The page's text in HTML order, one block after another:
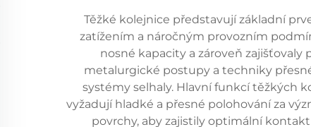
Těžké kolejnice představují základní
zatížením a náročným provozním
nosné kapacity a zároveň
metalurgické postupy a techniky
systémy selhaly. Hlavní funkcí těžkých
vyžadují hladké a přesné polohování za
povrchy, aby zajistily optimální